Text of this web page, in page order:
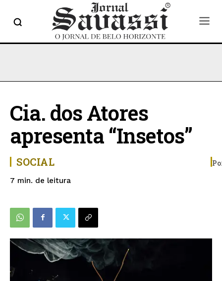
Cia. dos Atores
apresenta “Insetos”
SOCIAL
7 min. de leitura